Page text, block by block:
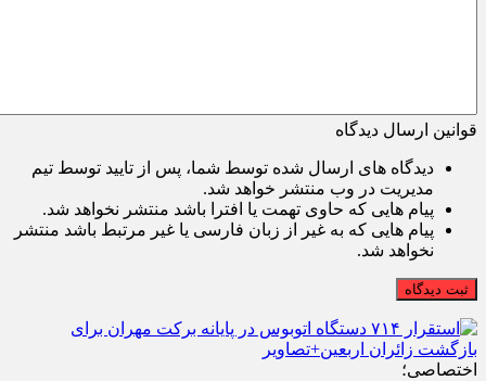
قوانین ارسال دیدگاه
دیدگاه های ارسال شده توسط شما، پس از تایید توسط تیم
مدیریت در وب منتشر خواهد شد.
پیام هایی که حاوی تهمت یا افترا باشد منتشر نخواهد شد.
پیام هایی که به غیر از زبان فارسی یا غیر مرتبط باشد منتشر
نخواهد شد.
ثبت دیدگاه
اختصاصی؛